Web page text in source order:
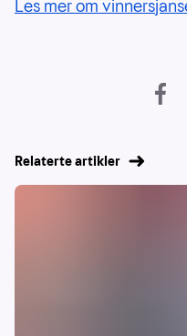
Les mer om
Relaterte artikler